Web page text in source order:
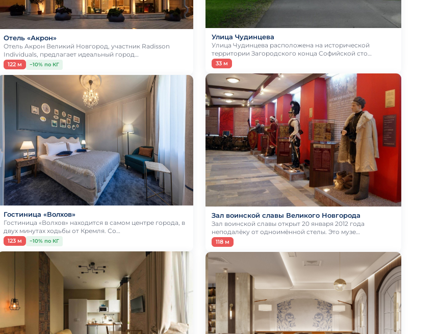
Отель «Акрон»
Отель Акрон Великий Новгород, участник Radisson
Individuals, предлагает идеальный город…
122 м −10% по КГ
Гостиница «Волхов»
Гостиница «Волхов» находится в самом центре города, в
двух минутах ходьбы от Кремля. Со…
123 м −10% по КГ
Улица Чудинцева
Улица Чудинцева расположена на исторической
территории Загородского конца Софийской сто…
33 м
Зал воинской славы Великого Новгорода
Зал воинской славы открыт 20 января 2012 года
неподалёку от одноимённой стелы. Это музе…
118 м